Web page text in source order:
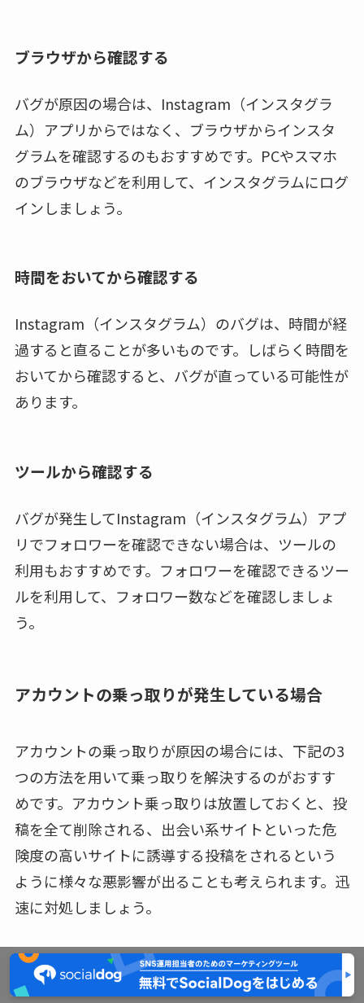
ブラウザから確認する
バグが原因の場合は、Instagram（インスタグラ
ム）アプリからではなく、ブラウザからインスタ
グラムを確認するのもおすすめです。PCやスマホ
のブラウザなどを利用して、インスタグラムにログ
インしましょう。
時間をおいてから確認する
Instagram（インスタグラム）のバグは、時間が経
過すると直ることが多いものです。しばらく時間を
おいてから確認すると、バグが直っている可能性が
あります。
ツールから確認する
バグが発生してInstagram（インスタグラム）アプ
リでフォロワーを確認できない場合は、ツールの
利用もおすすめです。フォロワーを確認できるツー
ルを利用して、フォロワー数などを確認しましょ
う。
アカウントの乗っ取りが発生している場合
アカウントの乗っ取りが原因の場合には、下記の3
つの方法を用いて乗っ取りを解決するのがおすす
めです。アカウント乗っ取りは放置しておくと、投
稿を全て削除される、出会い系サイトといった危
険度の高いサイトに誘導する投稿をされるという
ように様々な悪影響が出ることも考えられます。迅
速に対処しましょう。
パスワードを変更・リセットする